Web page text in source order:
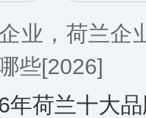
业，荷兰企
些[2026]
年荷兰十大